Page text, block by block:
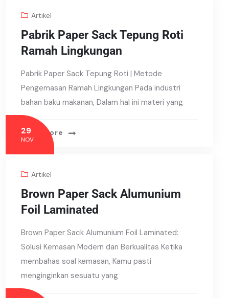
Artikel
Pabrik Paper Sack Tepung Roti
Ramah Lingkungan
Pabrik Paper Sack Tepung Roti | Metode
Pengemasan Ramah Lingkungan Pada industri
bahan baku makanan, Dalam hal ini materi yang
Read More
29
NOV
Artikel
Brown Paper Sack Alumunium
Foil Laminated
Brown Paper Sack Alumunium Foil Laminated:
Solusi Kemasan Modern dan Berkualitas Ketika
membahas soal kemasan, Kamu pasti
menginginkan sesuatu yang